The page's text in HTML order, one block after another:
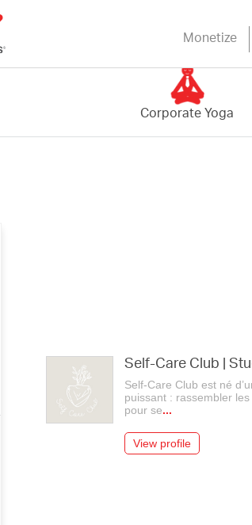
Monetize
Self-Care Club|
Self-Care Club est né
puissant : rassembler
pour se...
View profile
Corporate Yoga